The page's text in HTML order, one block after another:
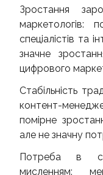
Зростання
маркетологів:
спеціалістів та
значне
цифрового
Стабільність
контент-
помірне
але не значну
Потреба в
мисленням: